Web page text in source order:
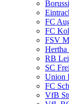
FC
FC
FSV
RB
SC
Union
FC
VfB